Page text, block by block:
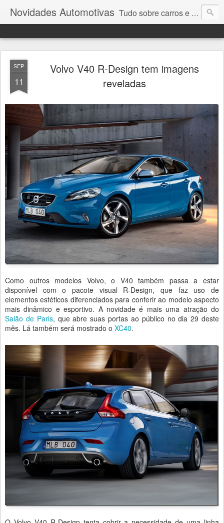
Novidades Automotivas Tudo sobre carros e motores
SEP
11
Volvo V40 R-Design tem imagens
reveladas
Como outros modelos Volvo, o V40 também passa a estar
disponível com o pacote visual R-Design, que faz uso de
elementos estéticos diferenciados para conferir ao modelo aspecto
mais dinâmico e esportivo. A novidade é mais uma atração do
Salão de Paris, que abre suas portas ao público no dia 29 deste
mês. Lá também será mostrado o XC40.